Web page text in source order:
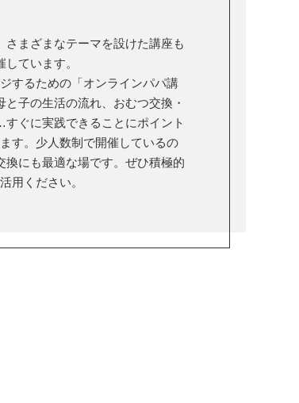
さまざまなテーマを設けた講座も
しています。
するための「オンラインパパ講
と子の生活の流れ、おむつ交換・
ぐに実践できることにポイント
す。少人数制で開催しているの
換にも最適な場です。ぜひ積極的
用ください。